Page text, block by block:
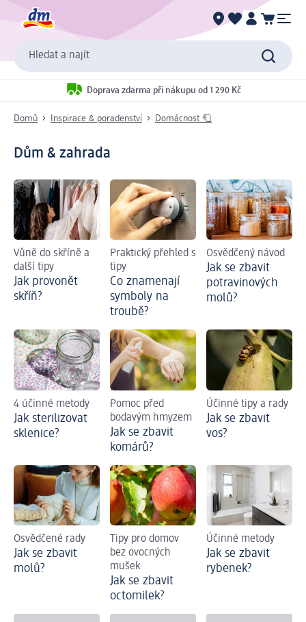
Hledat a najít
Doprava zdarma při nákupu od 1 290 Kč
Domů Inspirace & poradenství Domácnost 🧻
Dům & zahrada
Vůně do skříně a
další tipy
Jak provonět
skříň?
Praktický přehled s
tipy
Co znamenají
symboly na
troubě?
Osvědčený návod
Jak se zbavit
potravinových
molů?
4 účinné metody
Jak sterilizovat
sklenice?
Pomoc před
bodavým hmyzem
Jak se zbavit
komárů?
Účinné tipy a rady
Jak se zbavit
vos?
Osvědčené rady
Jak se zbavit
molů?
Tipy pro domov
bez ovocných
mušek
Jak se zbavit
octomilek?
Účinné metody
Jak se zbavit
rybenek?